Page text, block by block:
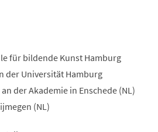
für bildende Kunst Hamburg
der Universität Hamburg
der Akademie in Enschede (NL)
(NL)